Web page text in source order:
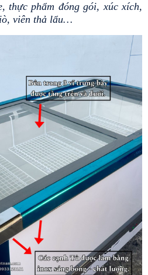
thực phẩm đóng gói, xúc xích,
viên thả lẩu…